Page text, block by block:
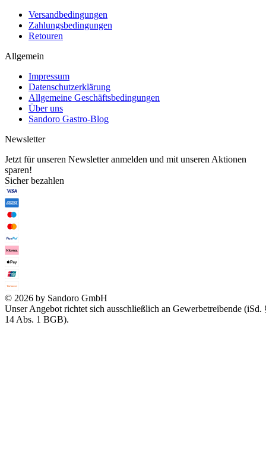
Versandbedingungen
Zahlungsbedingungen
Retouren
Allgemein
Impressum
Datenschutzerklärung
Allgemeine Geschäftsbedingungen
Über uns
Sandoro Gastro-Blog
Newsletter
Jetzt für unseren Newsletter anmelden und mit unseren Aktionen
sparen!
Sicher bezahlen
© 2026 by Sandoro GmbH
Unser Angebot richtet sich ausschließlich an Gewerbetreibende (iSd.
14 Abs. 1 BGB).